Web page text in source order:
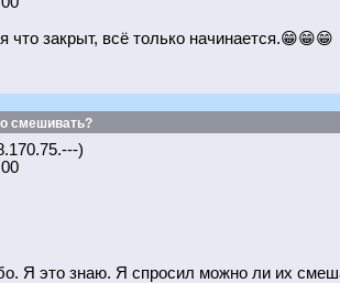
что закрыт, всё только начинается.😁😁😁
смешивать?
)
Я это знаю. Я спросил можно ли их